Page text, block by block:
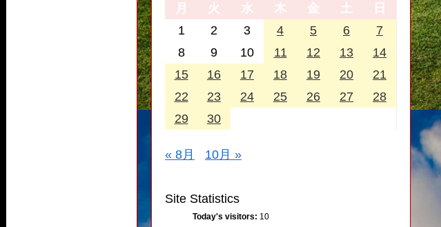
月
火 水 木 金 土
日
1
2 3 4 5 6
7
8
9 10 11 12 13
14
15
16 17 18 19 20
21
22
23 24 25 26 27
28
29
30
« 8月 10月 »
Site Statistics
Today's visitors: 10